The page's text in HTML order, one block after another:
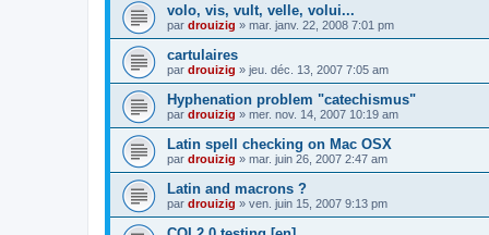
volo, vis, vult, velle, volui...
par drouizig » mar. janv. 22, 2008 7:01 pm
cartulaires
par drouizig » jeu. déc. 13, 2007 7:05 am
Hyphenation problem "catechismus"
par drouizig » mer. nov. 14, 2007 10:19 am
Latin spell checking on Mac OSX
par drouizig » mar. juin 26, 2007 2:47 am
Latin and macrons ?
par drouizig » ven. juin 15, 2007 9:13 pm